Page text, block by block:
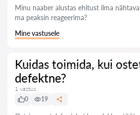
Minu naaber alustas ehitust ilma
ma peaksin reageerima?
Mine vastusele
Kuidas toimida, kui
defektne?
1 vastus
0
19